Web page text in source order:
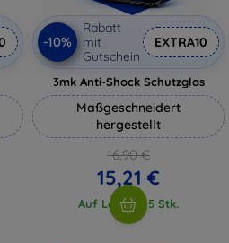
-10%
Rabatt
mit
Gutschein
EXTRA10
3mk Anti-Shock Schutzglas
Maßgeschneidert
hergestellt
16,90 €
15,21 €
Auf Lager > 5 Stk.